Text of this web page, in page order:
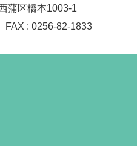
蒲区橋本1003-1
: 0256-82-1833